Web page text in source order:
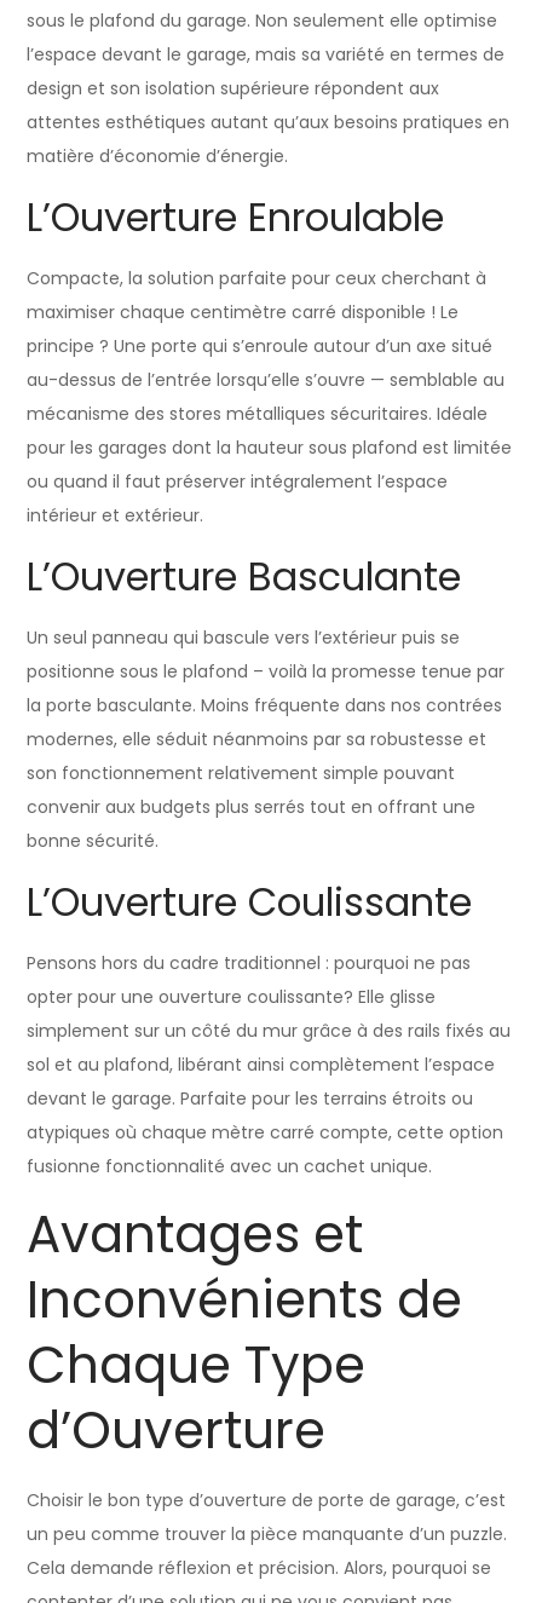
sous le plafond du garage. Non seulement elle optimise
l’espace devant le garage, mais sa variété en termes de
design et son isolation supérieure répondent aux
attentes esthétiques autant qu’aux besoins pratiques en
matière d’économie d’énergie.
L’Ouverture Enroulable
Compacte, la solution parfaite pour ceux cherchant à
maximiser chaque centimètre carré disponible ! Le
principe ? Une porte qui s’enroule autour d’un axe situé
au-dessus de l’entrée lorsqu’elle s’ouvre — semblable au
mécanisme des stores métalliques sécuritaires. Idéale
pour les garages dont la hauteur sous plafond est limitée
ou quand il faut préserver intégralement l’espace
intérieur et extérieur.
L’Ouverture Basculante
Un seul panneau qui bascule vers l’extérieur puis se
positionne sous le plafond – voilà la promesse tenue par
la porte basculante. Moins fréquente dans nos contrées
modernes, elle séduit néanmoins par sa robustesse et
son fonctionnement relativement simple pouvant
convenir aux budgets plus serrés tout en offrant une
bonne sécurité.
L’Ouverture Coulissante
Pensons hors du cadre traditionnel : pourquoi ne pas
opter pour une ouverture coulissante? Elle glisse
simplement sur un côté du mur grâce à des rails fixés au
sol et au plafond, libérant ainsi complètement l’espace
devant le garage. Parfaite pour les terrains étroits ou
atypiques où chaque mètre carré compte, cette option
fusionne fonctionnalité avec un cachet unique.
Avantages et
Inconvénients de
Chaque Type
d’Ouverture
Choisir le bon type d’ouverture de porte de garage, c’est
un peu comme trouver la pièce manquante d’un puzzle.
Cela demande réflexion et précision. Alors, pourquoi se